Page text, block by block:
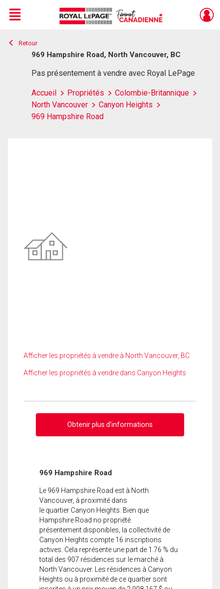
Live
En Direct
Menu
Retour
969 Hampshire Road, North Vancouver, BC
Pas présentement à vendre avec Royal LePage
Accueil Propriétés
Colombie-Britannique
North Vancouver
Canyon Heights
969 Hampshire Road
Afficher les propriétés à vendre à North Vancouver, BC
Afficher les propriétés à vendre dans Canyon Heights
Obtenir plus d'informations
969 Hampshire Road
Le 969 Hampshire Road est à North
Vancouver, à proximité dans
le quartier Canyon Heights. Bien que
Hampshire Road no propriété
présentement disponibles, la collectivité de
Canyon Heights compte 16 inscriptions
actives. Cela représente une part de 1.76 % du
total des 907 résidences sur le marché à
North Vancouver. Les résidences à Canyon
Heights ou à proximité de ce quartier sont